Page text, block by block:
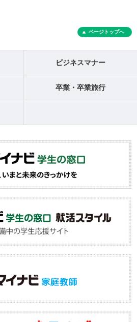
ページトップへ
ビジネスマナー
卒業・卒業旅行